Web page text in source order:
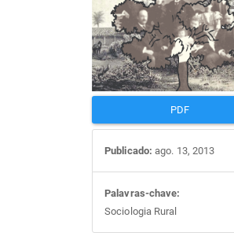
artigos
PDF
Publicado: ago. 13, 2013
Palavras-chave:
Sociologia Rural